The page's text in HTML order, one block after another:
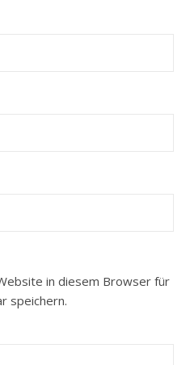
in diesem Browser für
speichern.